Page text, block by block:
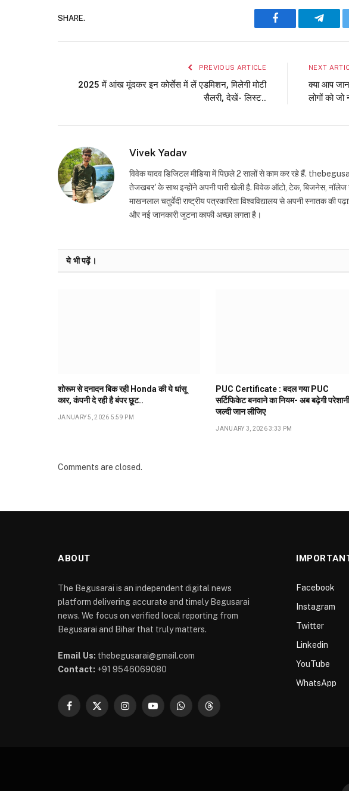
SHARE.
Facebook
PREVIOUS ARTICLE
2025 में आंख मूंदकर इन कोर्सेस में लें एडमिशन, मिलेगी मोटी
सैलरी, देखें- लिस्ट..
NEXT
क्या आप
लोगों को जो
Vivek Yadav
विवेक यादव डिजिटल मीडिया में पिछले 2 सालों से काम कर रहे हैं.
तेजखबर' के साथ इन्होंने अपनी पारी खेली है. विवेक ऑटो, टेक, बिजनेस,
माखनलाल चतुर्वेदी राष्ट्रीय पत्रकारिता विश्वविद्यालय से अपनी स्नातक की
और नई जानकारी जुटना काफी अच्छा लगता है।
ये भी पढ़ें।
शोरूम से दनादन बिक रही Honda की ये धांसू
कार, कंपनी दे रही है बंपर छूट..
JANUARY 5, 2026 5:59 PM
PUC Certificate : बदल गया PUC
सर्टिफिकेट बनवाने का नियम- अब बढ़ेगी
जल्दी जान लीजिए
JANUARY 3, 2026 3:33 PM
Comments are closed.
ABOUT
The Begusarai is an independent digital news
platform delivering accurate and timely Begusarai
news. We focus on verified local reporting from
Begusarai and Bihar that truly matters.
Email Us: thebegusarai@gmail.com
Contact: +91 9546069080
Facebook
X
InstagramYouTubeWhatsAppThreads
Facebook
Instagram
Twitter
Linkedin
YouTube
WhatsApp